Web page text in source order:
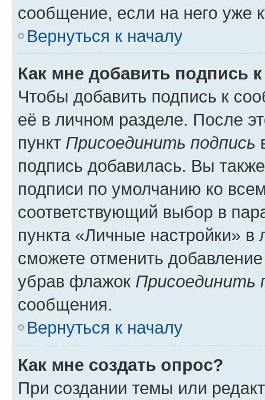
сообщение, если на него уже
Вернуться к началу
Как мне добавить подпись
Чтобы добавить подпись к
её в личном разделе. После
пункт Присоединить подпись
подпись добавилась. Вы
подписи по умолчанию ко
соответствующий выбор в
пункта «Личные настройки»
сможете отменить
убрав флажок Присоединить
сообщения.
Вернуться к началу
Как мне создать опрос?
При создании темы или